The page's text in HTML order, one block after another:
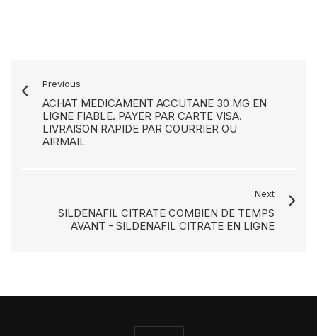
Previous
ACHAT MEDICAMENT ACCUTANE 30 MG EN
LIGNE FIABLE. PAYER PAR CARTE VISA.
LIVRAISON RAPIDE PAR COURRIER OU
AIRMAIL
Next
SILDENAFIL CITRATE COMBIEN DE TEMPS
AVANT - SILDENAFIL CITRATE EN LIGNE